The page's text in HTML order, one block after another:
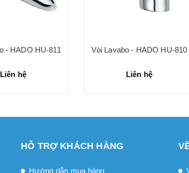
- HADO HU-811
Liên hệ
Vòi Lavabo - HADO HU-810
Liên hệ
HỖ TRỢ KHÁCH HÀNG
Hướng dẫn mua hàng